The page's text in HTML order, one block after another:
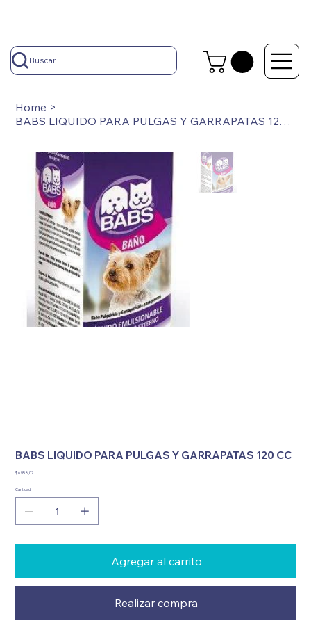
Buscar
Home >
BABS LIQUIDO PARA PULGAS Y GARRAPATAS 120 CC
BABS LIQUIDO PARA PULGAS Y GARRAPATAS 120 CC
Precio
$ 6.958,07
Cantidad
Agregar al carrito
Realizar compra